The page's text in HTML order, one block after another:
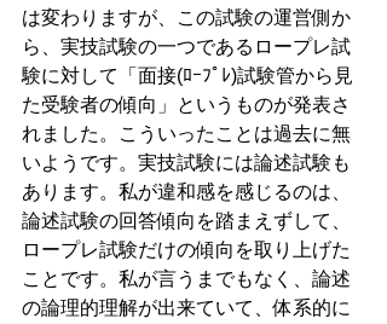
は変わりますが、この試験の運営側か
ら、実技試験の一つであるロープレ試
験に対して「面接(ﾛｰﾌﾟﾚ)試験管から見
た受験者の傾向」というものが発表さ
れました。こういったことは過去に無
いようです。実技試験には論述試験も
あります。私が違和感を感じるのは、
論述試験の回答傾向を踏まえずして、
ロープレ試験だけの傾向を取り上げた
ことです。私が言うまでもなく、論述
の論理的理解が出来ていて、体系的に